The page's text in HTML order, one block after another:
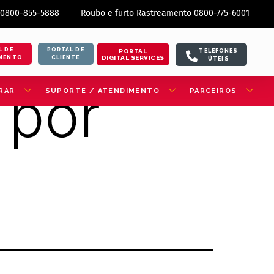
855-5888 Roubo e furto Rastreamento 0800-775-6001
DE
PORTAL DE
CLIENTE
PORTAL
DIGITAL SERVICES
TELEFONES
ÚTEIS
SUPORTE / ATENDIMENTO PARCEIROS